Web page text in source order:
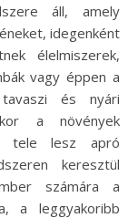
áll, amely
idegenként
élelmiszerek,
vagy éppen a
és nyári
a növények
tele lesz apró
keresztül
számára a
a leggyakoribb